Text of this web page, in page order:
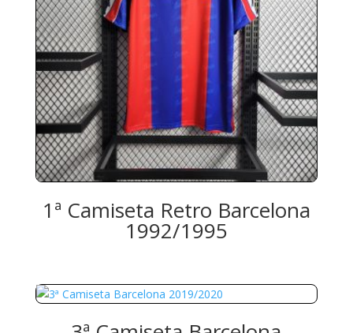
1ª Camiseta Retro Barcelona
1992/1995